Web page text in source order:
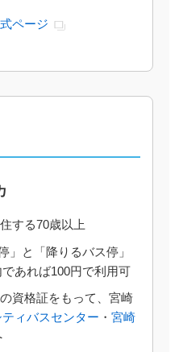
ページ
する70歳以上
」と「降りるバス停」
あれば100円で利用可
資格証をもって、宮崎
ィバスセンター ・ 宮崎